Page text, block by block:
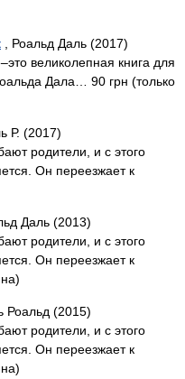
, Роальд Даль (2017)
великолепная книга для
Дала… 90 грн (только
Р. (2017)
родители, и с этого
Он переезжает к
Даль (2013)
родители, и с этого
Он переезжает к
Роальд (2015)
родители, и с этого
Он переезжает к